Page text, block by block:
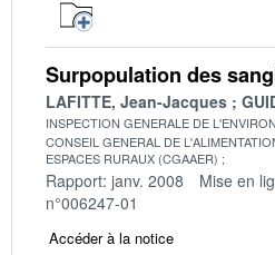
Surpopulation des
LAFITTE, Jean-Jacques
INSPECTION GENERALE DE
CONSEIL GENERAL DE
ESPACES RURAUX (CGAAER)
Rapport: janv. 2008 Mise en
n°006247-01
Accéder à la notice